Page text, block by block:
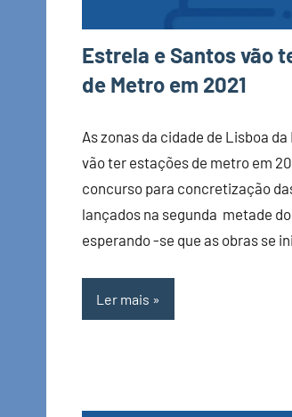
Estrela e Santos vão
de Metro em 2021
As zonas da cidade de Lisboa
vão ter estações de metro em
concurso para concretização
lançados na segunda metade do
esperando -se que as obras se
Ler mais